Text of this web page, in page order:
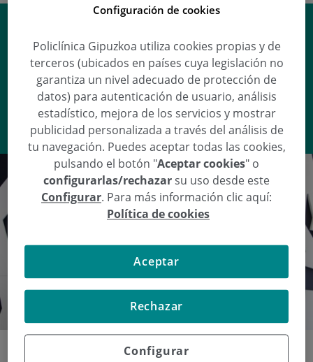
Lourdes Rosalía Ruiz Veraresponde a esta
y otras preguntas en nuestra sección de
Preguntas médicas.
VER RESPUESTA
Configuración de cookies
Policlínica Gipuzkoa utiliza cookies propias y de
terceros (ubicados en países cuya legislación no
garantiza un nivel adecuado de protección de
datos) para autenticación de usuario, análisis
estadístico, mejora de los servicios y mostrar
publicidad personalizada a través del análisis de
tu navegación. Puedes aceptar todas las cookies,
pulsando el botón "Aceptar cookies" o
configurarlas/rechazarsu uso desde este
Configurar. Para más información clic aquí:
Política de cookies
Configurar
Rechazar
Aceptar